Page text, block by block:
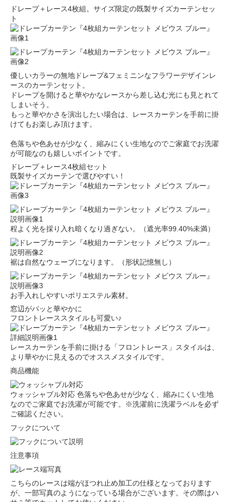
ドレープ＋レース4枚組。サイズ限定の既製サイズカーテンセッ
ト
優しいカラーの無地ドレープ&フェミニンなフラワーデザインレ
ースのカーテンセット。
ドレープを開けると華やかなレースから差し込む光にも見とれて
しまいそう。
もっと華やかさを演出したい場合は、レースカーテンを手前に掛
けてもお楽しみ頂けます。
色落ちや色あせが少なく、縮みにくい生地なのでご家庭でお洗濯
が可能なのも嬉しいポイントです。
ドレープ＋レース4枚組セット
既製サイズカーテンで選びやすい！
程よく光を採り入れ暗くなり過ぎない。（遮光率99.40%未満）
裾は自然なウェーブになります。（形状記憶無し）
お手入れしやすいポリエステル素材。
窓辺がパッと華やかに
フロントレーススタイルも可愛い♪
レースカーテンを手前に掛ける「フロントレース」スタイルは、
より華やかに見えるのでオススメスタイルです。
商品機能
ウォッシャブル対応 色落ちや色あせが少なく、縮みにくい生地
なのでご家庭でお洗濯が可能です。※洗濯前に洗濯ラベルを必ず
ご確認ください。
フックについて
注意事項
こちらのレースは端がほつれ止め加工の仕様となっております
が、一部写真のようになっている場合がございます。その際はハ